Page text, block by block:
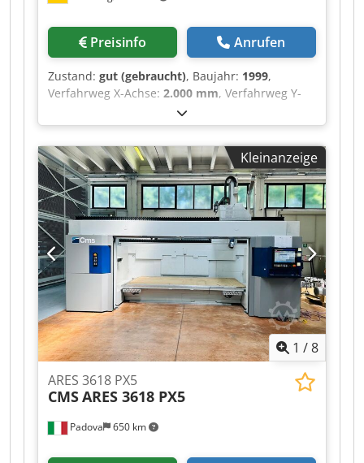
Preisinfo Anrufen
Zustand: gut (gebraucht), Baujahr: 1999,
Verfahrweg X-Achse: 2.000 mm, Verfahrweg Y-
, Verfahrweg Z-Achse:
Weg 2000 mm y-Weg 500 mm z-Weg 500 mm
Dksdpfxozly S Io Aahsr Steuerung Siemens 840 D
Vorschub - Feinverstellung 1-8000 mm/min
Tischgröße 2120 x 500 mm Tischbelastung 2000
kp Eilgang X-Achse 40 m/min Eilgang Z-Achse 20
m/min Werkzeugaufnahme HSK 63 A
Spindeldrehzahlen - stufenlos 0-15000 U/min
Spindelantrieb 20 kW Spindellagerdurchmesser
70 mm Werkzeugdurchmesser 63 /126 mm
Werkzeugmagazin: 40 Stk Gewicht 12 t
Gesamtleistungsbedarf 65 kVA - Ausstattung:
Späneförderer
Kleinanzeige
1 /8
Padova 650 km
ARES 3618 PX5
CMSARES 3618 PX5